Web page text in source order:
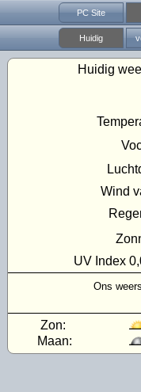
PC Site
Huidig
Huidig
Wind
UV Index
Ons
Zon:
Maan: